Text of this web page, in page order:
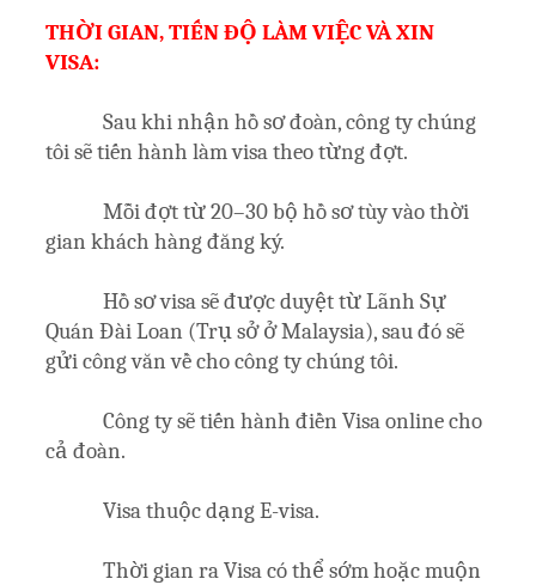
THỜI GIAN, TIẾN ĐỘ LÀM VIỆC VÀ XIN
VISA:
Sau khi nhận hồ sơ đoàn, công ty chúng
tôi sẽ tiến hành làm visa theo từng đợt.
Mỗi đợt từ 20–30 bộ hồ sơ tùy vào thời
gian khách hàng đăng ký.
Hồ sơ visa sẽ được duyệt từ Lãnh Sự
Quán Đài Loan (Trụ sở ở Malaysia), sau đó sẽ
gửi công văn về cho công ty chúng tôi.
Công ty sẽ tiến hành điền Visa online cho
cả đoàn.
Visa thuộc dạng E-visa.
Thời gian ra Visa có thể sớm hoặc muộn